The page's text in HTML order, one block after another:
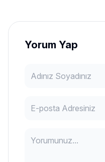
Yorum Yap